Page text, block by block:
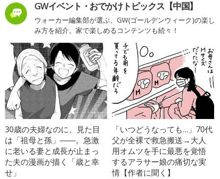
GWイベント・おでかけトピックス【中国】
ウォーカー編集部が選ぶ、GW(ゴールデンウィーク)の楽し
み方を紹介。家で楽しめるコンテンツも続々！
30歳の夫婦なのに、見た目
は「祖母と孫」――。急激
に老いる妻と成長が止まっ
た夫の漫画が描く「歳と幸
せ」
「いつどうなっても…」70代
父が全裸で救急搬送→大人
用オムツを手に最悪を覚悟
するアラサー娘の痛切な実
情【作者に聞く】